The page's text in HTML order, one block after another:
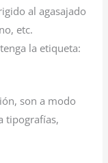
al agasajado
etc.
la etiqueta:
son a modo
tipografías,